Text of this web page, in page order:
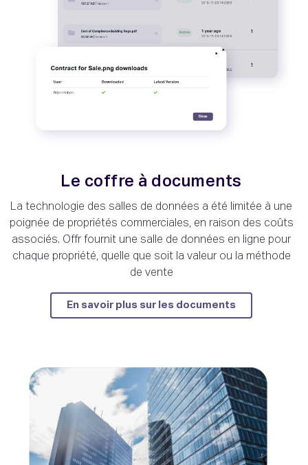
Le coffre à documents
La technologie des salles de données a été limitée à une
poignée de propriétés commerciales, en raison des coûts
associés. Offr fournit une salle de données en ligne pour
chaque propriété, quelle que soit la valeur ou la méthode
de vente
En savoir plus sur les documents